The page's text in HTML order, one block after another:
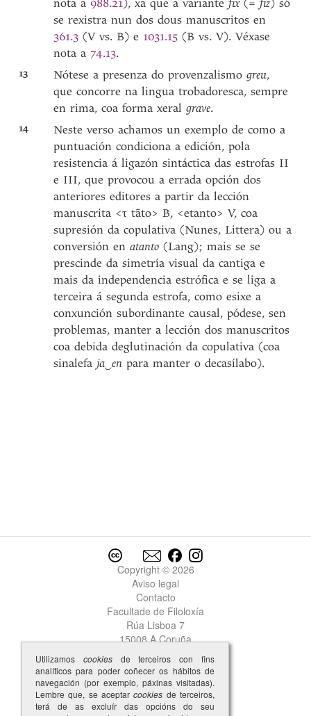
nota a988.21), xa que a variantefix(=fiz) só
se rexistra nun dos dous manuscritos en
361.3 (V vs. B) e 1031.15 (B vs. V). Véxase
nota a74.13.
13 Nótese a presenza do provenzalismogreu,
que concorre na lingua trobadoresca, sempre
en rima, coa forma xeralgrave.
14
Neste verso achamos un exemplo de como a
puntuación condiciona a edición, pola
resistencia á ligazón sintáctica das estrofas II
e III, que provocou a errada opción dos
anteriores editores a partir da lección
manuscrita <τ tãto> B, <etanto> V, coa
supresión da copulativa (Nunes, Littera) ou a
conversión enatanto(Lang); mais se se
prescinde da simetría visual da cantiga e
mais da independencia estrófica e se liga a
terceira á segunda estrofa, como esixe a
conxunción subordinante causal, pódese, sen
problemas, manter a lección dos manuscritos
coa debida deglutinación da copulativa (coa
sinalefaja‿en para manter o decasílabo).
Copyright © 2026
Aviso legal
Contacto
Facultade de Filoloxía
Rúa Lisboa 7
15008 A Coruña
Utilizamos cookiesde terceiros con fins
analíticos para poder coñecer os hábitos de
navegación (por exemplo, páxinas visitadas).
Lembre que, se aceptarcookies de terceiros,
terá de as excluír das opcións do seu